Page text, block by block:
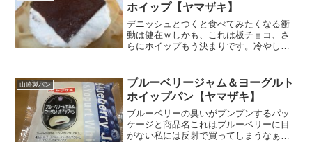
ホイップ【ヤマザキ】
デニッシュとつくと食べてみたくなる衝
動は健在ｗしかも、これは板チョコ、さ
らにホイップもう決まりです。冷やして
べるってなったら全然冷たくなくって、
なんだかなぁ～って感じで...
山崎製パン
ブルーベリージャム＆ヨーグルト
ホイップパン【ヤマザキ】
ブルーベリーの臭いがプンプンするパッ
ケージと商品名これはブルーベリーに目
がない私には反射で買ってしまうなぁ～